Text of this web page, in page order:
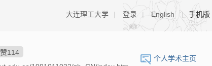
大连理工大学 | 登录 | English | 手机版
个人学术主页
赞114